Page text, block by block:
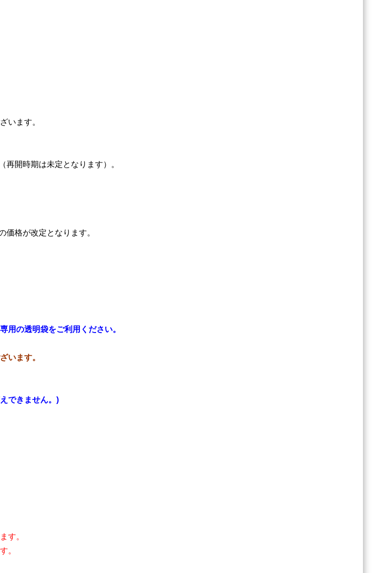
います。
再開時期は未定となります）。
格が改定となります。
用の透明袋をご利用ください。
います。
できません。)
ます。
。